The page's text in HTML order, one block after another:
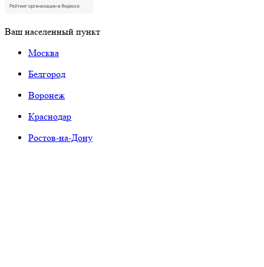
Ваш населенный пункт
Москва
Белгород
Воронеж
Краснодар
Ростов-на-Дону